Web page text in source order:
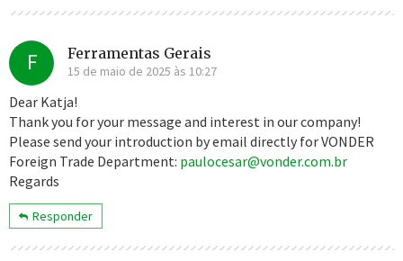
F Ferramentas Gerais
15 de maio de 2025 às 10:27
Dear Katja!
Thank you for your message and interest in our company!
Please send your introduction by email directly for VONDER
Foreign Trade Department: paulocesar@vonder.com.br
Regards
Responder